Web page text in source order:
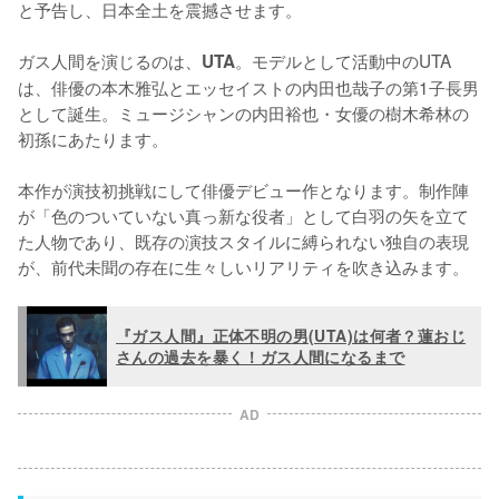
と予告し、日本全土を震撼させます。
ガス人間を演じるのは、 UTA。モデルとして活動中のUTA
は、俳優の本木雅弘とエッセイストの内田也哉子の第1子長男
として誕生。ミュージシャンの内田裕也・女優の樹木希林の
初孫にあたります。
本作が演技初挑戦にして俳優デビュー作となります。制作陣
が「色のついていない真っ新な役者」として白羽の矢を立て
た人物であり、既存の演技スタイルに縛られない独自の表現
が、前代未聞の存在に生々しいリアリティを吹き込みます。
『ガス人間』正体不明の男(UTA)は何者？蓮おじ
さんの過去を暴く！ガス人間になるまで
AD